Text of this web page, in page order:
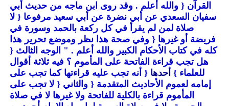
القرآن { والله أعلم . وقد روى ابن ماجه من حديث أبي
سفيان السعدي عن أبي نضرة عن أبي سعيد مرفوعا { لا
صلاة لمن لم يقرأ في كل ركعة بالحمد وسورة في
فريضة أو غيرها { وفي صحة هذا نظر وموضع تحرير هذا
كله في كتاب الأحكام الكبير والله أعلم . " الوجه الثالث {
هل تجب قراءة الفاتحة على المأموم ؟ فيه ثلاثة أقوال
للعلماء } أحدها { أنه تجب عليه قراءتها كما تجب على
إمامه لعموم الأحاديث المتقدمة { والثاني { لا تجب على
المأموم قراءة بالكلية للفاتحة ولا غيرها لا في صلاة